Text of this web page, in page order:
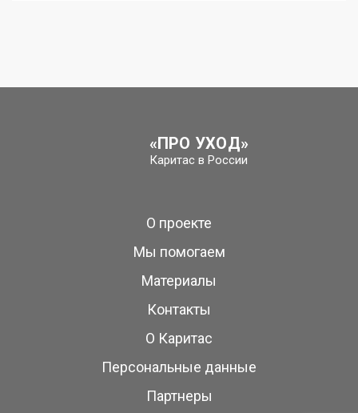
«ПРО УХОД»
Каритас в России
О проекте
Мы помогаем
Материалы
Контакты
О Каритас
Персональные данные
Партнеры